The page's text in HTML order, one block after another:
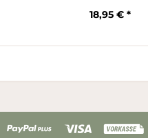
18,95 € *